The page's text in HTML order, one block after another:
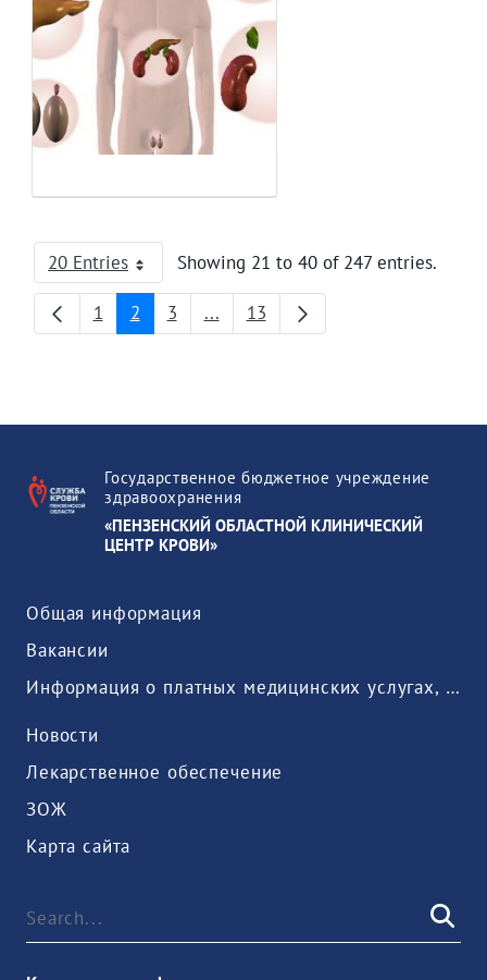
20 Entries
Per Page Showing 21 to 40 of 247 entries.
Page
1 Page
2 Page
3 ...Intermediate Pages
Page
13
Государственное бюджетное учреждение
здравоохранения
«ПЕНЗЕНСКИЙ ОБЛАСТНОЙ КЛИНИЧЕСКИЙ
ЦЕНТР КРОВИ»
Общая информация
Вакансии
Информация о платных медицинских услугах, предоставляемых медицинской организацией
Новости
Лекарственное обеспечение
ЗОЖ
Карта сайта